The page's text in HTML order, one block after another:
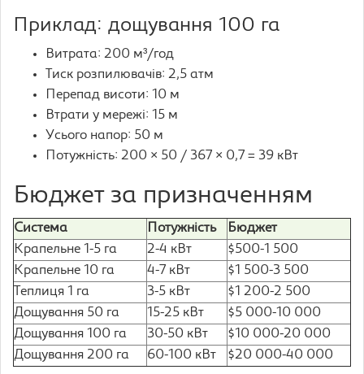
Приклад: дощування 100 га
Витрата: 200 м³/год
Тиск розпилювачів: 2,5 атм
Перепад висоти: 10 м
Втрати у мережі: 15 м
Усього напор: 50 м
Потужність: 200 × 50 / 367 × 0,7 = 39 кВт
Бюджет за призначенням
Система Потужність
Бюджет
Крапельне 1-5 га
2-4 кВт
$500-1 500
Крапельне 10 га
4-7 кВт
$1 500-3 500
Теплиця 1 га
3-5 кВт
$1 200-2 500
Дощування 50 га
15-25 кВт
$5 000-10 000
Дощування 100 га
30-50 кВт
$10 000-20 000
Дощування 200 га
60-100 кВт $20 000-40 000